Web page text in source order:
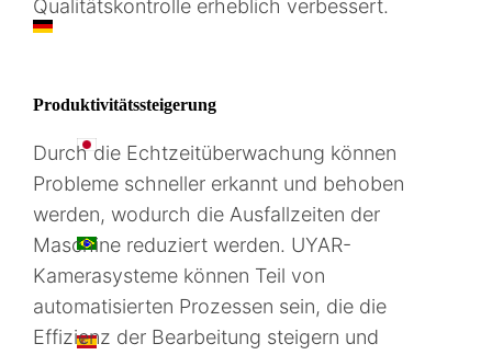
DE
日本語
PT
ES
Qualitätskontrolle erheblich verbessert.
Produktivitätssteigerung
Durch die Echtzeitüberwachung können
Probleme schneller erkannt und behoben
werden, wodurch die Ausfallzeiten der
Maschine reduziert werden. UYAR-
Kamerasysteme können Teil von
automatisierten Prozessen sein, die die
Effizienz der Bearbeitung steigern und